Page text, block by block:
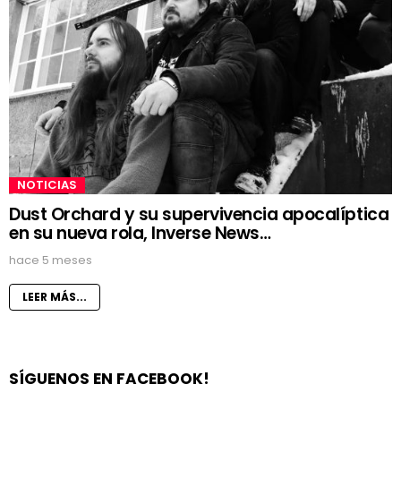
NOTICIAS
Dust Orchard y su supervivencia apocalíptica
en su nueva rola, Inverse News…
hace 5 meses
LEER MÁS...
SÍGUENOS EN FACEBOOK!